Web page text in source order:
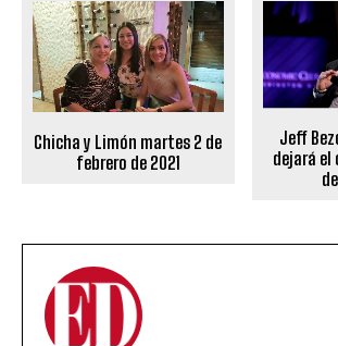
Chicha y Limón martes 2 de
febrero de 2021
Jeff
dejará el